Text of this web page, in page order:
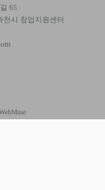
65
천시 창업지원센터
m